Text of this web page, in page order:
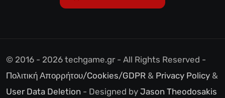
© 2016 - 2026 techgame.gr - All Rights Reserved -
Πολιτική Απορρήτου/Cookies/GDPR & Privacy Policy &
User Data Deletion - Designed by Jason Theodosakis